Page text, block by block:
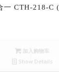
一 CTH-218-C
加入购物车
Show Details